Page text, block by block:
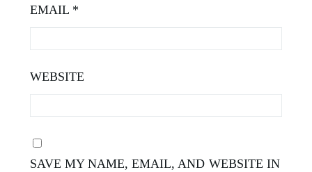
EMAIL *
WEBSITE
SAVE MY NAME, EMAIL, AND WEBSITE IN